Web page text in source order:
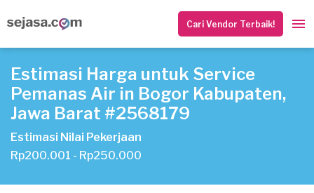
Cari Vendor Terbaik!
Estimasi Harga untuk Service
Pemanas Air in Bogor Kabupaten,
Jawa Barat #2568179
Estimasi Nilai Pekerjaan
Rp200.001 - Rp250.000